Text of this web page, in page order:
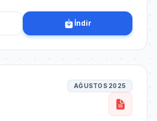
İndir
AĞUSTOS 2025